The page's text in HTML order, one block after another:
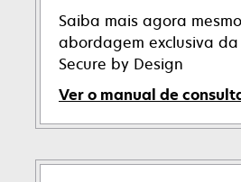
​​Saiba mais agora
abordagem exclusiva da
Secure by Design
Ver o manual de
opens
in